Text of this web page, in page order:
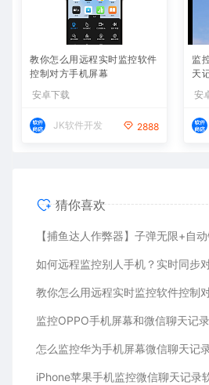
教你怎么用远程实时监控软件
控制对方手机屏幕
安卓下载
JK软件开发 2888
监
天
安
猜你喜欢
监控OPPO手机屏幕和微信聊天记录
怎么监控华为手机屏幕微信聊天记
iPhone苹果手机监控微信聊天记录